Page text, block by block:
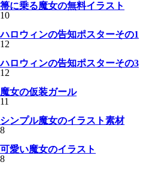
箒に乗る魔女の無料イラスト
10
ハロウィンの告知ポスターその1
12
ハロウィンの告知ポスターその3
12
魔女の仮装ガール
11
シンプル魔女のイラスト素材
8
可愛い魔女のイラスト
8